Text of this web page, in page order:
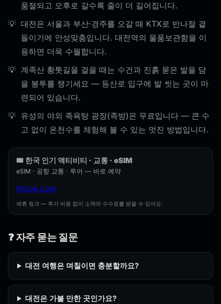
품절되고 오후로 갈수록 줄이 더 길어집니다.
대전은 서울과 부산·경주를 오갈 때 KTX로 반나절 곁
들이기에 안성맞춤입니다. 대전역의 물품보관함을 이
용하면 더욱 수월합니다.
계족산 황톳길을 걸을 때는 수건과 진흙 묻은 발을 담
을 봉투를 챙기세요 — 등산로 입구에 발 씻는 곳이 마
련되어 있습니다.
유성의 야외 족욕탕 광장(족방)은 무료입니다 — 큰 수
고 없이 온천수를 체험해 볼 수 있는 멋진 방법입니다.
🎟️ 한국 인기 액티비티 · 교통 · eSIM
eSIM · 공항 교통 · 투어 — 바로 예약
Klook.com
제휴 링크 — 추가 비용 없이 소액의 수수료를 받을 수 있어요.
❓ 자주 묻는 질문
대전 여행은 며칠이면 충분할까요?
대전은 가볼 만한 곳인가요?